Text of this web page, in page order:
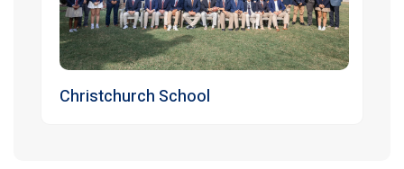
Christchurch School